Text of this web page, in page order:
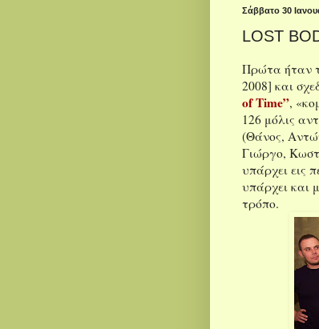
Σάββατο 30
LOST
Πρώτα ήταν
2008] και
of Time”,
126 μόλις
(Θάνος,
Γιώργο,
υπάρχει εις
υπάρχει και
τρόπο.